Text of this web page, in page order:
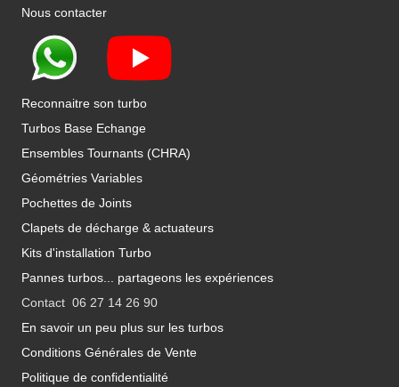
Nous contacter
Reconnaitre son turbo
Turbos Base Echange
Ensembles Tournants (CHRA)
Géométries Variables
Pochettes de Joints
Clapets de décharge & actuateurs
Kits d'installation Turbo
Pannes turbos... partageons les expériences
Contact 06 27 14 26 90
En savoir un peu plus sur les turbos
Conditions Générales de Vente
Politique de confidentialité